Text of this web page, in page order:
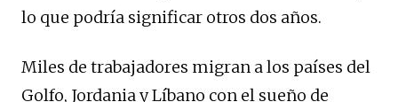
lo que podría significar otros dos años.
Miles de trabajadores migran a los países del
Golfo, Jordania y Líbano con el sueño de